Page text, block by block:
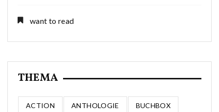
want to read
THEMA
ACTION ANTHOLOGIE BUCHBOX